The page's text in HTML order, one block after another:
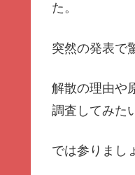
た。
突然の発表で
解散の理由や
調査してみた
では参りまし